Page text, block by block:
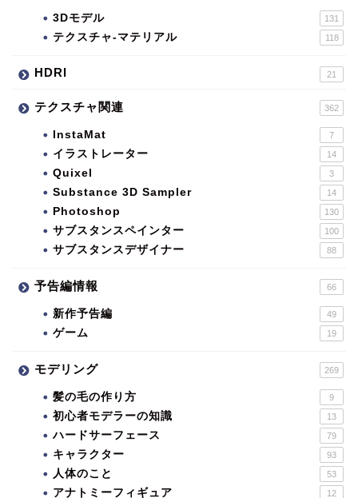
3Dモデル 131
テクスチャ-マテリアル 118
HDRI 21
テクスチャ関連 362
InstaMat 7
イラストレーター 14
Quixel 3
Substance 3D Sampler 14
Photoshop 130
サブスタンスペインター 100
サブスタンスデザイナー 88
予告編情報 66
新作予告編 49
ゲーム 19
モデリング 269
髪の毛の作り方 9
初心者モデラーの知識 13
ハードサーフェース 79
キャラクター 93
人体のこと 53
アナトミーフィギュア 12